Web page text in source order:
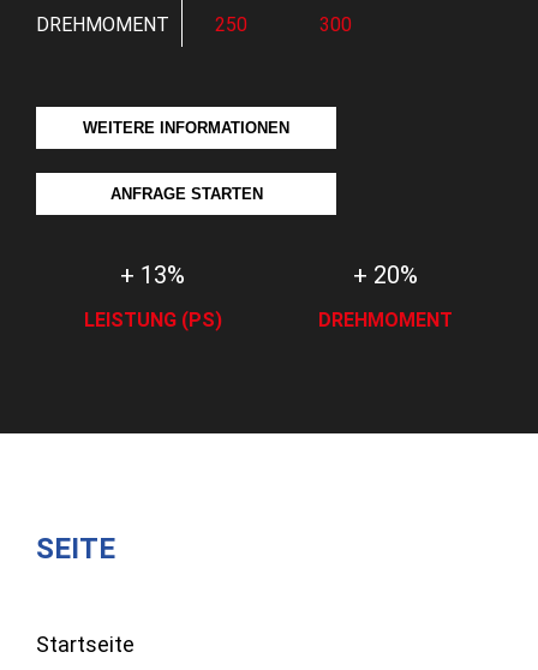
DREHMOMENT
250 300
WEITERE INFORMATIONEN
ANFRAGE STARTEN
+ 13%
LEISTUNG (PS)
+ 20%
DREHMOMENT
SEITE
Startseite